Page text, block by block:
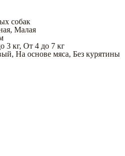
собак
, Малая
3 кг, От 4 до 7 кг
, На основе мяса, Без курятины